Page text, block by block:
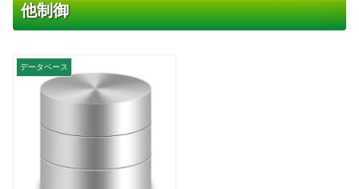
他制御
データベース